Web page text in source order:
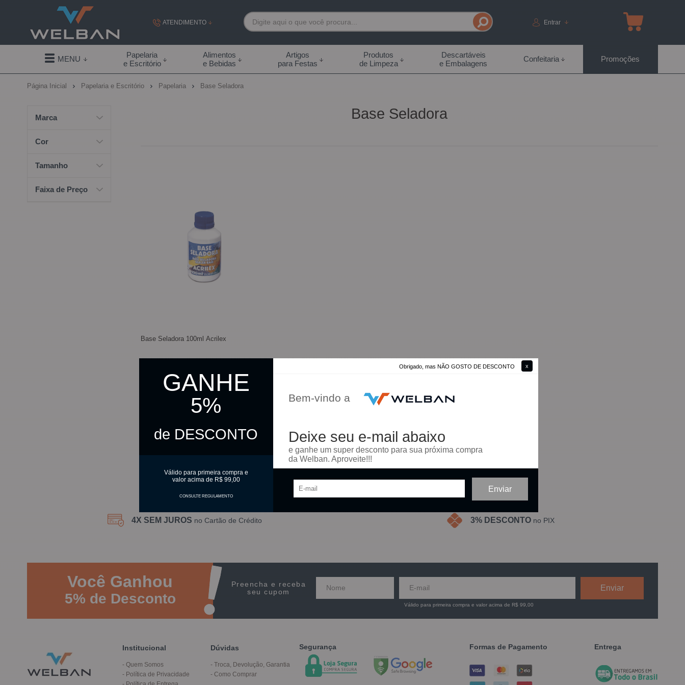
Obrigado, mas NÃO GOSTO DE DESCONTO
GANHE
5%
de DESCONTO
Válido para primeira compra e
valor acima de R$ 99,00
CONSULTE REGULAMENTO
Bem-vindo a
Deixe seu e-mail abaixo
e ganhe um super desconto para sua próxima compra
da Welban. Aproveite!!!
ATENDIMENTO
(19) 99855-7892
(19) 99855-7892
contato@welban.com.br
Segunda à sexta - 08:30h às 18:00h Sábados -
09:00h às 14:00h
Entrar
MENU
Papelaria
e Escritório
Alimentos
e Bebidas
Artigos
para Festas
Produtos
de Limpeza
Descartáveis
e Embalagens
Confeitaria Promoções
Página Inicial Papelaria e Escritório Papelaria Base Seladora
Marca
Cor
Tamanho
Faixa de Preço
Base Seladora
Base Seladora 100ml Acrilex
R$ 29,90
4X SEM JUROS no Cartão de Crédito 3% DESCONTO no PIX
VocêGanhou
5%de Desconto
Preencha e receba
seu cupom
Válido para primeira compra e valor acima de R$ 99,00
Institucional
Quem Somos
Política de Privacidade
Dúvidas
Troca, Devolução, Garantia
Como Comprar
Segurança Formas de Pagamento Entrega